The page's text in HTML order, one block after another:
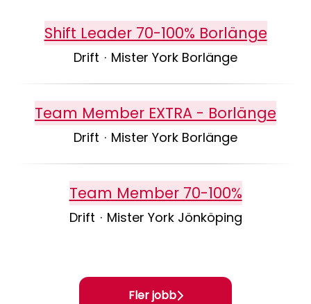
Shift Leader 70-100% Borlänge
Drift · Mister York Borlänge
Team Member EXTRA - Borlänge
Drift · Mister York Borlänge
Team Member 70-100%
Drift · Mister York Jönköping
Fler jobb